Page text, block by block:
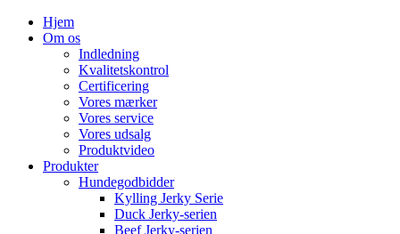
Hjem
Om os
Indledning
Kvalitetskontrol
Certificering
Vores mærker
Vores service
Vores udsalg
Produktvideo
Produkter
Hundegodbidder
Kylling Jerky Serie
Duck Jerky-serien
Beef Jerky-serien